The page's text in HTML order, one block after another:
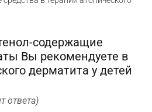
содержащие
Вы рекомендуете в
дерматита у детей
ответа)